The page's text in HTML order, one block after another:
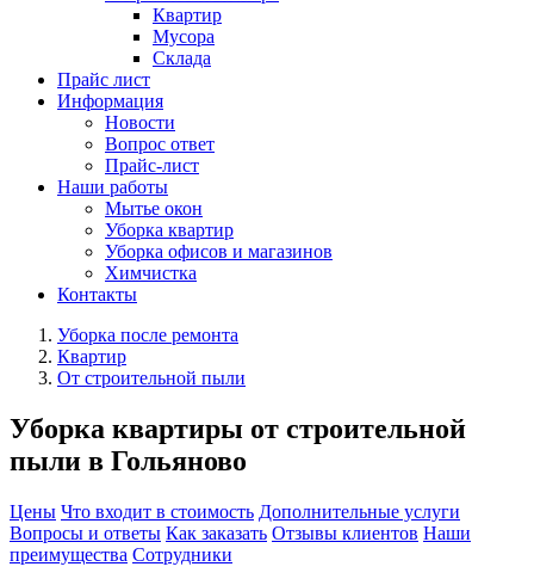
Квартир
Мусора
Склада
Прайс лист
Информация
Новости
Вопрос ответ
Прайс-лист
Наши работы
Мытье окон
Уборка квартир
Уборка офисов и магазинов
Химчистка
Контакты
Уборка после ремонта
Квартир
От строительной пыли
Уборка квартиры от строительной
пыли в Гольяново
Цены Что входит в стоимость Дополнительные услуги
Вопросы и ответы Как заказать Отзывы клиентов Наши
преимущества Сотрудники